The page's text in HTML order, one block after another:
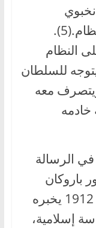
محافظ، وقبل كل شيء رجل نظام.(5).
النظام
للسلطان
معه
خادمه
الرسالة
باروكان
((Victor Barrucand في سنة 1912 يخبره
إسلامية،